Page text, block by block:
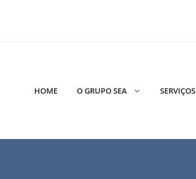
HOME O GRUPO SEA SERVIÇOS